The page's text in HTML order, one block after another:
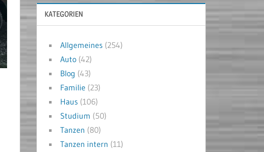
KATEGORIEN
Allgemeines (254)
Auto (42)
Blog (43)
Familie (23)
Haus (106)
Studium (50)
Tanzen (80)
Tanzen intern (11)